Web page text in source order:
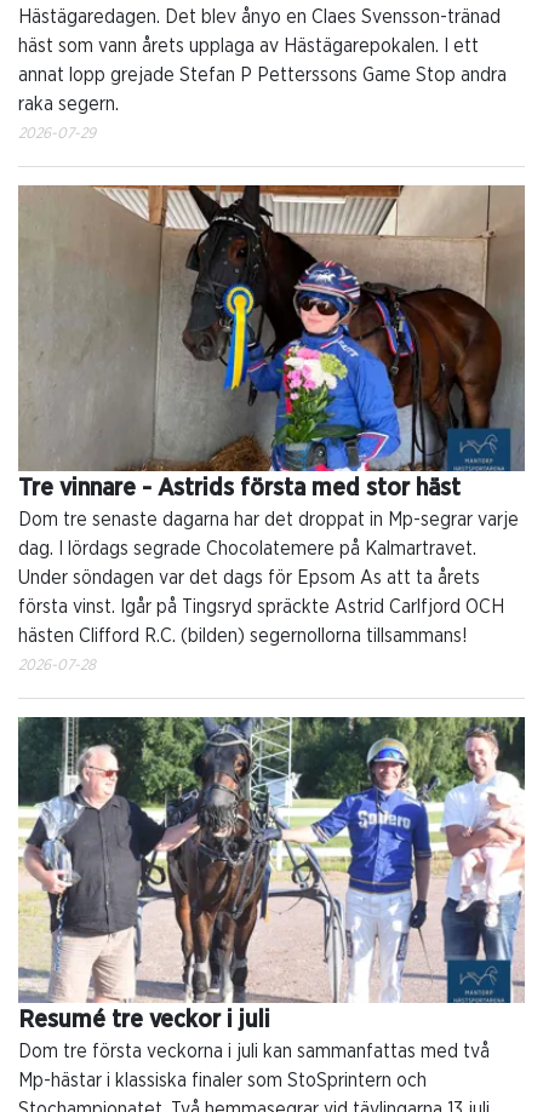
Hästägaredagen. Det blev ånyo en Claes Svensson-tränad
häst som vann årets upplaga av Hästägarepokalen. I ett
annat lopp grejade Stefan P Petterssons Game Stop andra
raka segern.
2026-07-29
Tre vinnare - Astrids första med stor häst
Dom tre senaste dagarna har det droppat in Mp-segrar varje
dag. I lördags segrade Chocolatemere på Kalmartravet.
Under söndagen var det dags för Epsom As att ta årets
första vinst. Igår på Tingsryd spräckte Astrid Carlfjord OCH
hästen Clifford R.C. (bilden) segernollorna tillsammans!
2026-07-28
Resumé tre veckor i juli
Dom tre första veckorna i juli kan sammanfattas med två
Mp-hästar i klassiska finaler som StoSprintern och